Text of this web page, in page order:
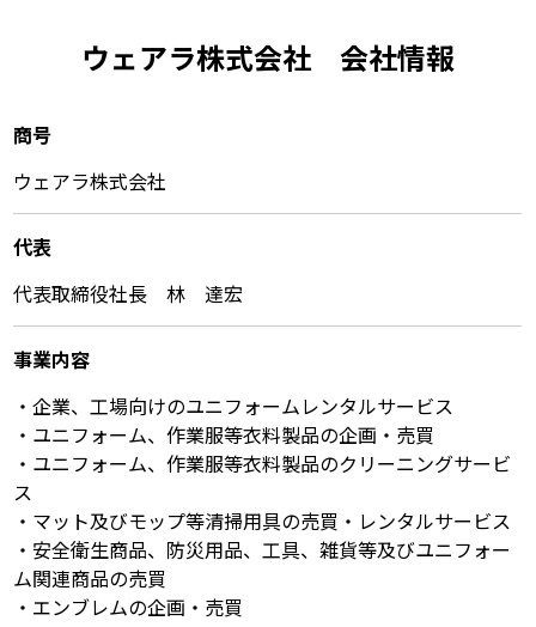
ウェアラ株式会社 会社情報
商号
ウェアラ株式会社
代表
代表取締役社長 林 達宏
事業内容
・企業、工場向けのユニフォームレンタルサービス
・ユニフォーム、作業服等衣料製品の企画・売買
・ユニフォーム、作業服等衣料製品のクリーニングサービ
ス
・マット及びモップ等清掃用具の売買・レンタルサービス
・安全衛生商品、防災用品、工具、雑貨等及びユニフォー
ム関連商品の売買
・エンブレムの企画・売買